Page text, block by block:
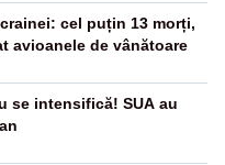
cel puțin 13 morți,
avioanele de vânătoare
se intensifică! SUA au